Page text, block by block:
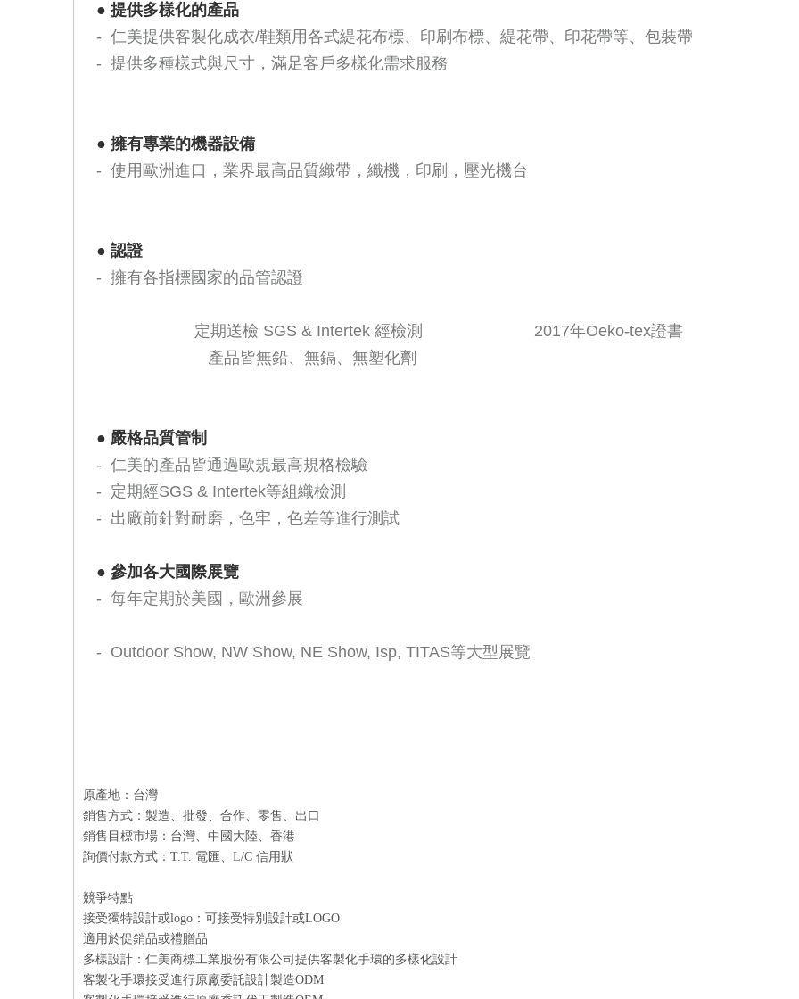
● 提供多樣化的產品
- 仁美提供客製化成衣/鞋類用各式緹花布標、印刷布標、緹花帶、印花帶等、包裝帶
- 提供多種樣式與尺寸，滿足客戶多樣化需求服務
● 擁有專業的機器設備
- 使用歐洲進口，業界最高品質織帶，織機，印刷，壓光機台
● 認證
- 擁有各指標國家的品管認證
定期送檢 SGS & Intertek 經檢測 2017年Oeko-tex證書
產品皆無鉛、無鎘、無塑化劑
● 嚴格品質管制
- 仁美的產品皆通過歐規最高規格檢驗
- 定期經SGS & Intertek等組織檢測
- 出廠前針對耐磨，色牢，色差等進行測試
● 參加各大國際展覽
- 每年定期於美國，歐洲參展
- Outdoor Show, NW Show, NE Show, Isp, TITAS等大型展覽
原產地：台灣
銷售方式：製造、批發、合作、零售、出口
銷售目標市場：台灣、中國大陸、香港
詢價付款方式：T.T. 電匯、L/C 信用狀
競爭特點
接受獨特設計或logo：可接受特別設計或LOGO
適用於促銷品或禮贈品
多樣設計：仁美商標工業股份有限公司提供客製化手環的多樣化設計
客製化手環接受進行原廠委託設計製造ODM